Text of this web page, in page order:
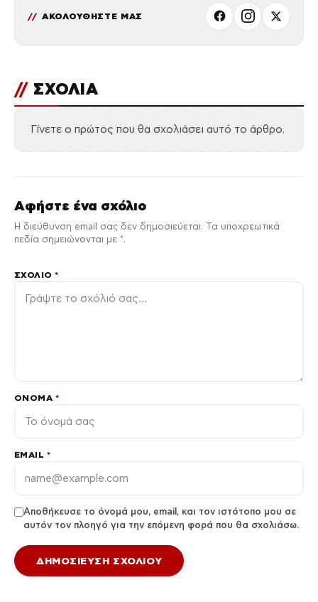
ΑΚΟΛΟΥΘΗΣΤΕ ΜΑΣ
// ΣΧΟΛΙΑ
Γίνετε ο πρώτος που θα σχολιάσει αυτό το άρθρο.
Αφήστε ένα σχόλιο
Η διεύθυνση email σας δεν δημοσιεύεται. Τα υποχρεωτικά
πεδία σημειώνονται με *.
ΣΧΌΛΙΟ*
ΌΝΟΜΑ *
EMAIL *
Αποθήκευσε το όνομά μου, email, και τον ιστότοπο μου σε
αυτόν τον πλοηγό για την επόμενη φορά που θα σχολιάσω.